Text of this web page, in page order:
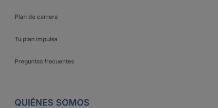
Plan de carrera
Tu plan impulsa
Preguntas frecuentes
QUIÉNES SOMOS